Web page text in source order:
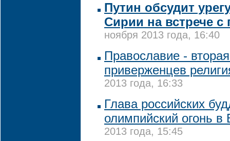
Путин обсудит
Сирии на встрече
ноября 2013 года, 16:40
Православие -
приверженцев
2013 года, 16:33
Глава российских
олимпийский огонь в
2013 года, 15:45